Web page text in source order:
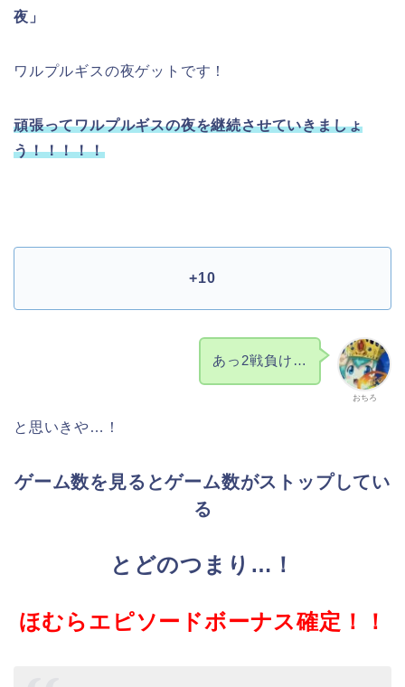
夜」
ワルプルギスの夜ゲットです！
頑張ってワルプルギスの夜を継続させていきましょ
う！！！！！
+10
おちろ
あっ2戦負け…
と思いきや…！
ゲーム数を見るとゲーム数がストップしてい
る
とどのつまり…！
ほむらエピソードボーナス確定！！